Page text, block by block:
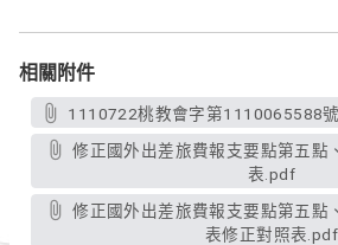
相關附件
1110722桃教會字第1110065588
修正國外出差旅費報支要點第五點、第十點及第十九點附
表.pdf
修正國外出差旅費報支要點第五點、第十點及第十九點附
表修正對照表.pdf